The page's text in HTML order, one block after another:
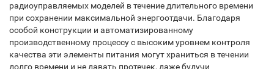
радиоуправляемых моделей в течение длительного времени
при сохранении максимальной энергоотдачи. Благодаря
особой конструкции и автоматизированному
производственному процессу с высоким уровнем контроля
качества эти элементы питания могут храниться в течении
долго времени и не давать протечек, даже будучи